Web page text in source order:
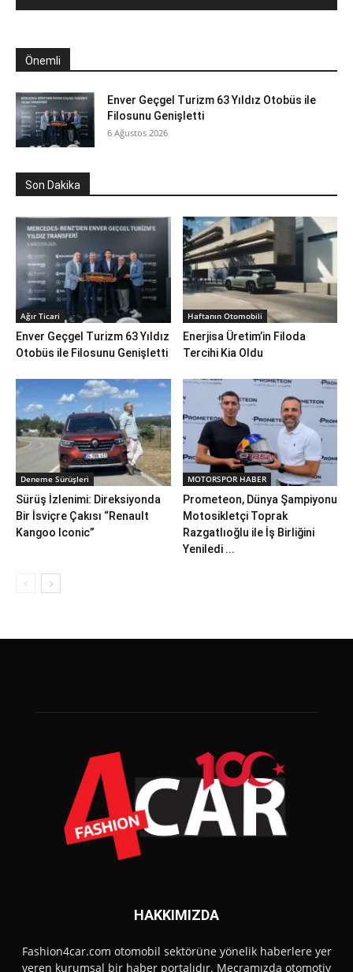
Önemli
Enver Geçgel Turizm 63 Yıldız Otobüs ile
Filosunu Genişletti
6 Ağustos 2026
Son Dakika
Ağır Ticari
Enver Geçgel Turizm 63 Yıldız
Otobüs ile Filosunu Genişletti
Haftanın Otomobili
Enerjisa Üretim’in Filoda
Tercihi Kia Oldu
Deneme Sürüşleri
Sürüş İzlenimi: Direksiyonda
Bir İsviçre Çakısı “Renault
Kangoo Iconic”
MOTORSPOR HABER
Prometeon, Dünya Şampiyonu
Motosikletçi Toprak
Razgatlıoğlu ile İş Birliğini
Yeniledi ...
HAKKIMIZDA
Fashion4car.com otomobil sektörüne yönelik haberlere yer
veren kurumsal bir haber portalıdır. Mecramızda otomotiv